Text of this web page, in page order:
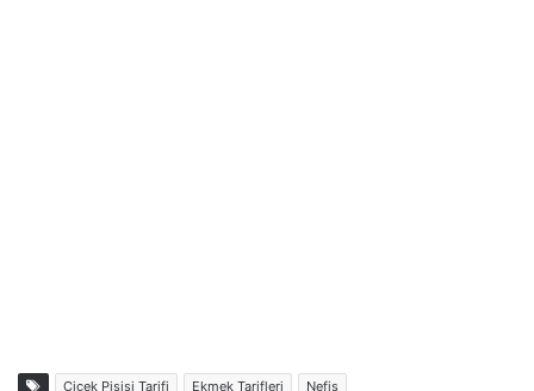
Çiçek Pişisi Tarifi Ekmek Tarifleri Nefis